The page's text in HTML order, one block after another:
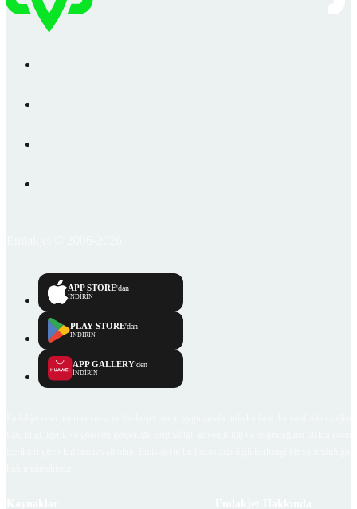
APP STORE'dan
İNDİRİN
PLAY STORE'dan
İNDİRİN
APP GALLERY'den
İNDİRİN